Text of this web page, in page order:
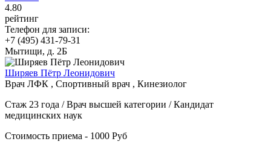
4.80
рейтинг
Телефон для записи:
+7 (495) 431-79-31
Мытищи, д. 2Б
Ширяев Пётр Леонидович
Врач ЛФК , Спортивный врач , Кинезиолог
Стаж 23 года / Врач высшей категории / Кандидат
медицинских наук
Стоимость приема - 1000 Руб